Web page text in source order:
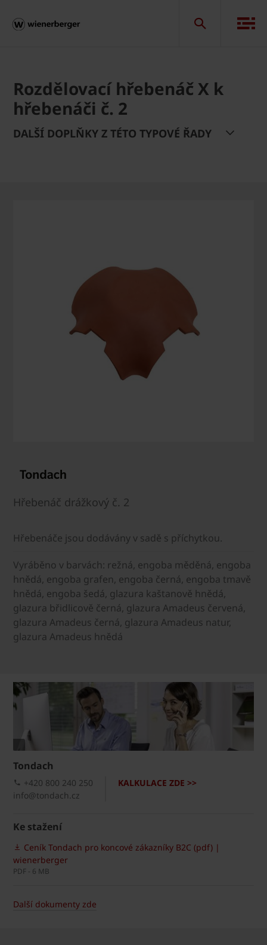
Rozdělovací hřebenáč X k
hřebenáči č. 2
DALŠÍ DOPLŇKY Z TÉTO TYPOVÉ ŘADY
Hřebenáč drážkový č. 2
Hřebenáče jsou dodávány v sadě s příchytkou.
Vyráběno v barvách: režná, engoba měděná, engoba
hnědá, engoba grafen, engoba černá, engoba tmavě
hnědá, engoba šedá, glazura kaštanově hnědá,
glazura břidlicově černá, glazura Amadeus červená,
glazura Amadeus černá, glazura Amadeus natur,
glazura Amadeus hnědá
Tondach
KALKULACE ZDE >>
+420 800 240 250
info@tondach.cz
Ke stažení
Ceník Tondach pro koncové zákazníky B2C (pdf) |
wienerberger
PDF - 6 MB
Další dokumenty zde